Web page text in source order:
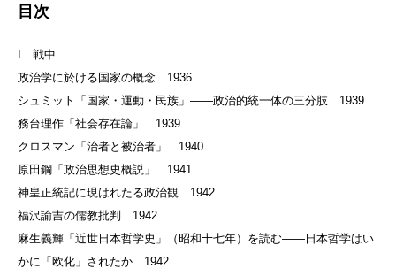
目次
I 戦中
政治学に於ける国家の概念 1936
シュミット「国家・運動・民族」——政治的統一体の三分肢 1939
務台理作「社会存在論」 1939
クロスマン「治者と被治者」 1940
原田鋼「政治思想史概説」 1941
神皇正統記に現はれたる政治観 1942
福沢諭吉の儒教批判 1942
麻生義輝「近世日本哲学史」（昭和十七年）を読む——日本哲学はい
かに「欧化」されたか 1942